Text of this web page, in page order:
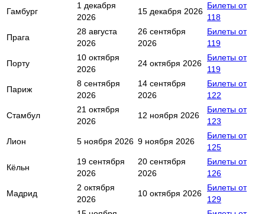
Гамбург
1 декабря
2026
15 декабря 2026
Билеты от
118
Прага
28 августа
2026
26 сентября
2026
Билеты от
119
Порту
10 октября
2026
24 октября 2026
Билеты от
119
Париж
8 сентября
2026
14 сентября
2026
Билеты от
122
Стамбул
21 октября
2026
12 ноября 2026
Билеты от
123
Лион 5 ноября 2026 9 ноября 2026
Билеты от
125
Кёльн
19 сентября
2026
20 сентября
2026
Билеты от
126
Мадрид
2 октября
2026
10 октября 2026
Билеты от
129